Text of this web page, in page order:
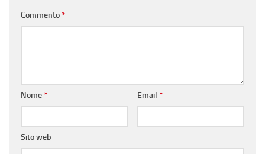
Commento*
Nome* Email *
Sito web